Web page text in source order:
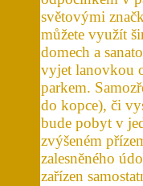
světovými
můžete využít
domech a
vyjet lanovkou
parkem.
do kopce), či
bude pobyt v
zvýšeném
zalesněného
zařízen